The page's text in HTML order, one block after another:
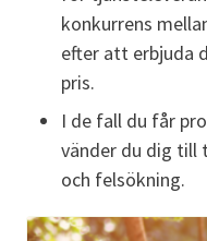
konkurrens
efter att erbjuda
pris.
I de fall du får
vänder du dig till
och felsökning.